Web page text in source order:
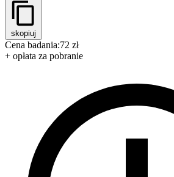
skopiuj
Cena badania:72 zł
+ opłata za pobranie